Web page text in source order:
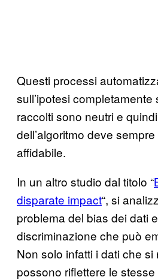
Questi processi
sull’ipotesi
raccolti sono neutri e
dell’algoritmo deve
affidabile.
In un altro studio dal titolo “
disparate impact“, si
problema del bias dei dati
discriminazione che può
Non solo infatti i dati che si
possono riflettere le